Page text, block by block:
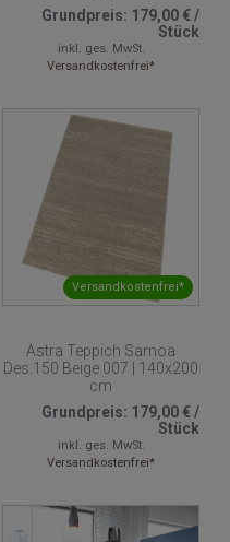
Grundpreis: 179,00 €/
Stück
inkl. ges. MwSt.
Versandkostenfrei*
Versandkostenfrei*
Astra Teppich Samoa
Des.150 Beige 007 | 140x200
cm
Grundpreis: 179,00 €/
Stück
inkl. ges. MwSt.
Versandkostenfrei*